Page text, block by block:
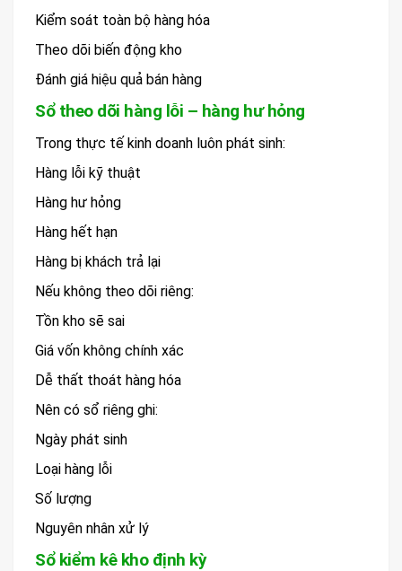
Kiểm soát toàn bộ hàng hóa
Theo dõi biến động kho
Đánh giá hiệu quả bán hàng
Sổ theo dõi hàng lỗi – hàng hư hỏng
Trong thực tế kinh doanh luôn phát sinh:
Hàng lỗi kỹ thuật
Hàng hư hỏng
Hàng hết hạn
Hàng bị khách trả lại
Nếu không theo dõi riêng:
Tồn kho sẽ sai
Giá vốn không chính xác
Dễ thất thoát hàng hóa
Nên có sổ riêng ghi:
Ngày phát sinh
Loại hàng lỗi
Số lượng
Nguyên nhân xử lý
Sổ kiểm kê kho định kỳ